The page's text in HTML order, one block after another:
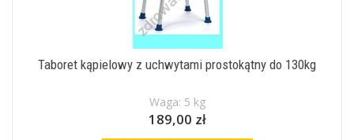
Taboret kąpielowy z uchwytami prostokątny do 130kg
Waga: 5 kg
189,00 zł